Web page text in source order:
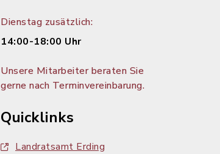
Dienstag zusätzlich:
14:00-18:00 Uhr
Unsere Mitarbeiter beraten Sie
gerne nach Terminvereinbarung.
Quicklinks
Landratsamt Erding